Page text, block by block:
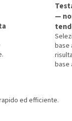
—
base
base
ed efficiente.